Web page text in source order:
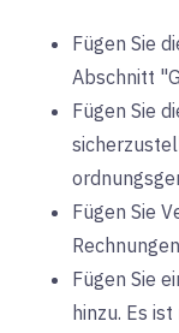
Fügen Sie
Abschnitt
Fügen Sie
Fügen Sie
Fügen Sie
hinzu. Es